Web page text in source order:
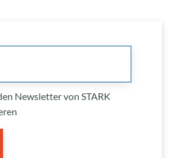
Newsletter von STARK